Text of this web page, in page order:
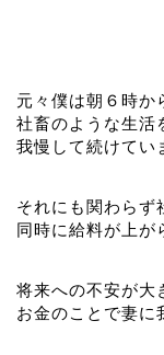
元々僕は朝６時か
社畜のような生活
我慢して続けてい
それにも関わらず
同時に給料が上が
将来への不安が大
お金のことで妻に